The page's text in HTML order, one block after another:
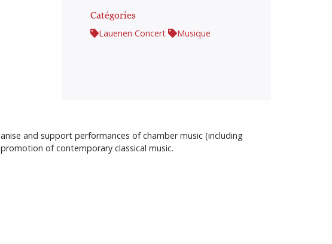
Catégories
Lauenen Concert Musique
and support performances of chamber music (including
of contemporary classical music.